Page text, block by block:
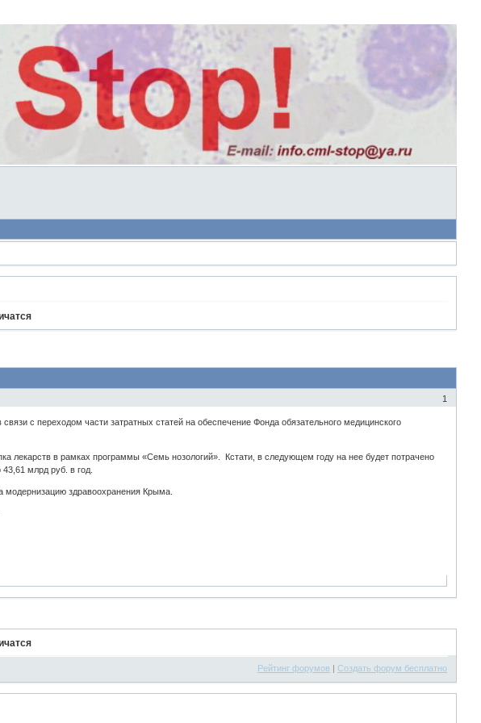
1
с переходом части затратных статей на обеспечение Фонда обязательного медицинского
лекарств в рамках программы «Семь нозологий». Кстати, в следующем году на нее будет потрачено
млрд руб. в год.
здравоохранения Крыма.
Рейтинг форумов Создать форум бесплатно